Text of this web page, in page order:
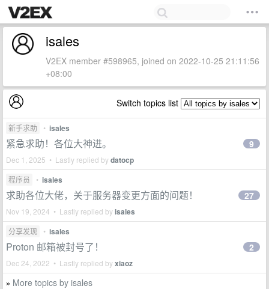
isales
V2EX member #598965, joined on 2022-10-25 21:11:56
+08:00
Switch topics list
新手求助 • isales
紧急求助！各位大神进。
Dec 1, 2025 • Lastly replied bydatocp
9
程序员 • isales
求助各位大佬，关于服务器变更方面的问题！
Nov 19, 2024 • Lastly replied byisales
27
分享发现 • isales
Proton 邮箱被封号了！
Dec 24, 2022 • Lastly replied byxiaoz
2
» More topics by isales